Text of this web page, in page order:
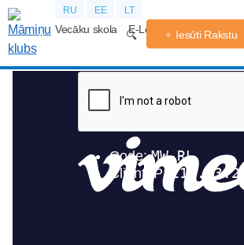
RU EE LT
Vecāku skola E-LekcijasIesūti Rakstu